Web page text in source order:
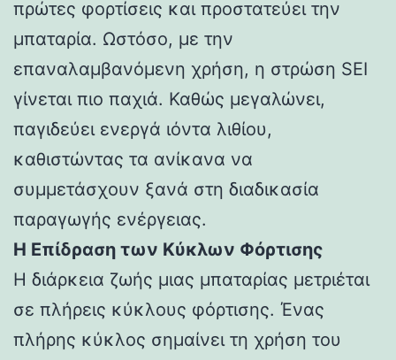
πρώτες φορτίσεις και προστατεύει την
μπαταρία. Ωστόσο, με την
επαναλαμβανόμενη χρήση, η στρώση SEI
γίνεται πιο παχιά. Καθώς μεγαλώνει,
παγιδεύει ενεργά ιόντα λιθίου,
καθιστώντας τα ανίκανα να
συμμετάσχουν ξανά στη διαδικασία
παραγωγής ενέργειας.
Η Επίδραση των Κύκλων Φόρτισης
Η διάρκεια ζωής μιας μπαταρίας μετριέται
σε πλήρεις κύκλους φόρτισης. Ένας
πλήρης κύκλος σημαίνει τη χρήση του